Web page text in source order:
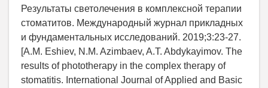
Результаты светолечения в комплексной терапии
стоматитов. Международный журнал прикладных
и фундаментальных исследований. 2019;3:23-27.
[A.M. Eshiev, N.M. Azimbaev, A.T. Abdykayimov. The
results of phototherapy in the complex therapy of
stomatitis. International Journal of Applied and Basic